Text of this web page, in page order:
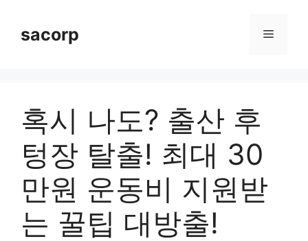
contentsacorp Menu
혹시 나도? 출산 후
텅장 탈출! 최대 30
만원 운동비 지원받
는 꿀팁 대방출!